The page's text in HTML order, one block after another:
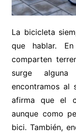
La bicicleta
que hablar.
comparten
surge
encontramos
afirma que el
aunque como
bici. También,